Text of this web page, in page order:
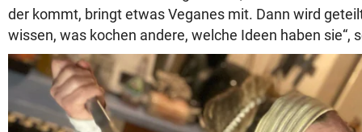
der kommt, bringt etwas Veganes mit. Dann wird
wissen, was kochen andere, welche Ideen haben sie“,